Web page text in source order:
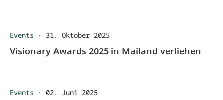
Events · 31. Oktober 2025
Visionary Awards 2025 in Mailand verliehen
Events · 02. Juni 2025